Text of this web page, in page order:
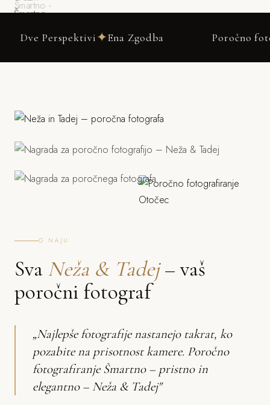
✦Ena Zgodba Poročno
O NAJU
Sva Neža & Tadej– vaš
poročni fotograf
„Najlepše fotografije nastanejo takrat, ko
pozabite na prisotnost kamere. Poročno
fotografiranje Šmartno – pristno in
elegantno – Neža & Tadej"